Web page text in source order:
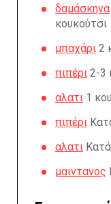
δαμάσκηνα
κουκούτσι
μπαχάρι 2
πιπέρι 2-3
αλατι 1
πιπέρι
αλατι
μαιντανος